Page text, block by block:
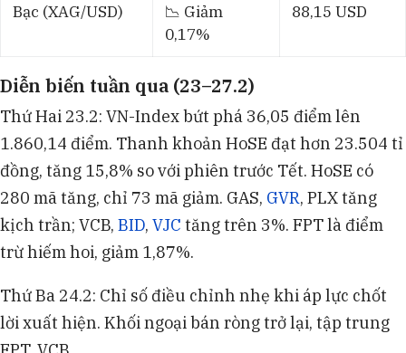
Bạc (XAG/USD)
📉 Giảm
0,17%
88,15 USD
Diễn biến tuần qua (23–27.2)
Thứ Hai 23.2: VN-Index bứt phá 36,05 điểm lên
1.860,14 điểm. Thanh khoản HoSE đạt hơn 23.504 tỉ
đồng, tăng 15,8% so với phiên trước Tết. HoSE có
280 mã tăng, chỉ 73 mã giảm. GAS, GVR, PLX tăng
kịch trần; VCB, BID, VJC tăng trên 3%. FPT là điểm
trừ hiếm hoi, giảm 1,87%.
Thứ Ba 24.2: Chỉ số điều chỉnh nhẹ khi áp lực chốt
lời xuất hiện. Khối ngoại bán ròng trở lại, tập trung